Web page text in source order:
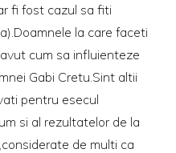
fi fost cazul sa fiti
la care faceti
cum sa influienteze
Gabi Cretu.Sint altii
pentru esecul
si al rezultatelor de la
de multi ca